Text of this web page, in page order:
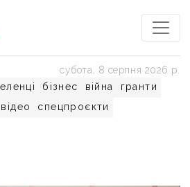
бізнес війна
гранти
відео спецпроєкти
субота, 8 серпня 2026 р.